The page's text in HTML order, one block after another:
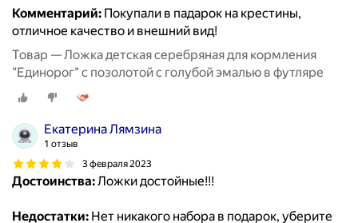
Комментарий: Покупали в падарок на крестины,
отличное качество и внешний вид!
Товар — Ложка детская серебряная для кормления
"Единорог" с позолотой с голубой эмалью в футляре
Екатерина Лямзина
1 отзыв
3 февраля 2023
Достоинства:Ложки достойные!!!
Недостатки: Нет никакого набора в подарок, уберите